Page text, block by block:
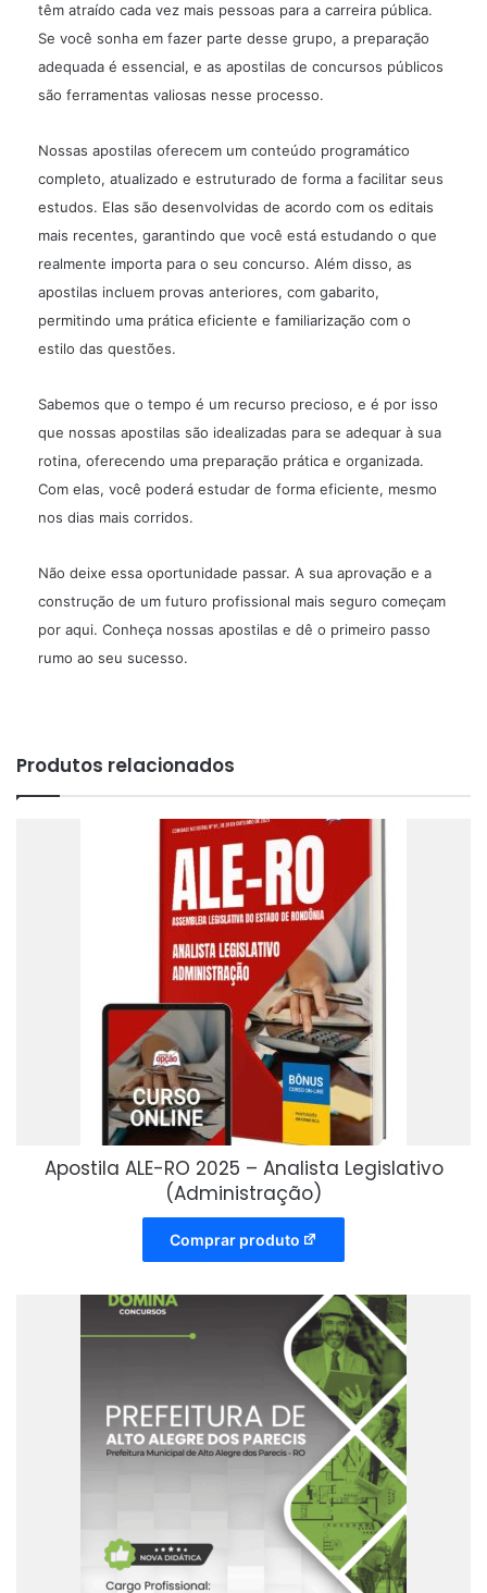
têm atraído cada vez mais pessoas para a carreira pública.
Se você sonha em fazer parte desse grupo, a preparação
adequada é essencial, e as apostilas de concursos públicos
são ferramentas valiosas nesse processo.
Nossas apostilas oferecem um conteúdo programático
completo, atualizado e estruturado de forma a facilitar seus
estudos. Elas são desenvolvidas de acordo com os editais
mais recentes, garantindo que você está estudando o que
realmente importa para o seu concurso. Além disso, as
apostilas incluem provas anteriores, com gabarito,
permitindo uma prática eficiente e familiarização com o
estilo das questões.
Sabemos que o tempo é um recurso precioso, e é por isso
que nossas apostilas são idealizadas para se adequar à sua
rotina, oferecendo uma preparação prática e organizada.
Com elas, você poderá estudar de forma eficiente, mesmo
nos dias mais corridos.
Não deixe essa oportunidade passar. A sua aprovação e a
construção de um futuro profissional mais seguro começam
por aqui. Conheça nossas apostilas e dê o primeiro passo
rumo ao seu sucesso.
Produtos relacionados
Apostila ALE-RO 2025 – Analista Legislativo
(Administração)
Comprar produto